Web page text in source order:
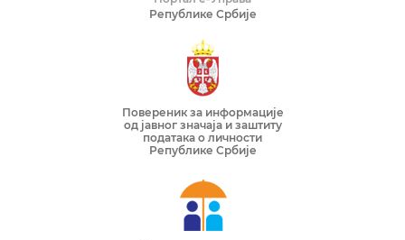
Републике Србије
Повереник за информације
од јавног значаја и заштиту
података о личности
Републике Србије